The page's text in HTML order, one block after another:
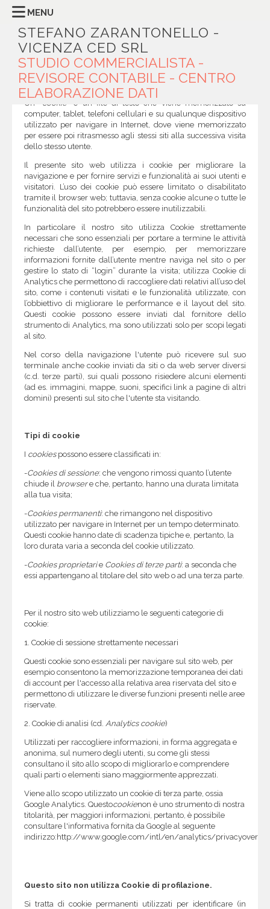
MENU
STEFANO ZARANTONELLO -
VICENZA CED SRL
STUDIO COMMERCIALISTA -
REVISORE CONTABILE - CENTRO
ELABORAZIONE DATI
COOKIE POLICY
Cosa sono i cookie e come li usiamo
Un “ cookie”è un file di testo che viene memorizzato su
computer, tablet, telefoni cellulari e su qualunque dispositivo
utilizzato per navigare in Internet, dove viene memorizzato
per essere poi ritrasmesso agli stessi siti alla successiva visita
dello stesso utente.
Il presente sito web utilizza i cookie per migliorare la
navigazione e per fornire servizi e funzionalità ai suoi utenti e
visitatori. L’uso dei cookie può essere limitato o disabilitato
tramite il browser web; tuttavia, senza cookie alcune o tutte le
funzionalità del sito potrebbero essere inutilizzabili.
In particolare il nostro sito utilizza Cookie strettamente
necessari che sono essenziali per portare a termine le attività
richieste dall’utente, per esempio, per memorizzare
informazioni fornite dall’utente mentre naviga nel sito o per
gestire lo stato di “login” durante la visita; utilizza Cookie di
Analytics che permettono di raccogliere dati relativi all’uso del
sito, come i contenuti visitati e le funzionalità utilizzate, con
l’obbiettivo di migliorare le performance e il layout del sito.
Questi cookie possono essere inviati dal fornitore dello
strumento di Analytics, ma sono utilizzati solo per scopi legati
al sito.
Nel corso della navigazione l'utente può ricevere sul suo
terminale anche cookie inviati da siti o da web server diversi
(c.d. terze parti), sui quali possono risiedere alcuni elementi
(ad es. immagini, mappe, suoni, specifici link a pagine di altri
domini) presenti sul sito che l'utente sta visitando.
Tipi di cookie
I cookies possono essere classificati in:
-Cookies di sessione: che vengono rimossi quanto l’utente
chiude il browsere che, pertanto, hanno una durata limitata
alla tua visita;
-Cookies permanenti: che rimangono nel dispositivo
utilizzato per navigare in Internet per un tempo determinato.
Questi cookie hanno date di scadenza tipiche e, pertanto, la
loro durata varia a seconda del cookie utilizzato.
-Cookies proprietarie Cookies di terze parti: a seconda che
essi appartengano al titolare del sito web o ad una terza parte.
Per il nostro sito web utilizziamo le seguenti categorie di
cookie:
1. Cookie di sessione strettamente necessari
Questi cookie sono essenziali per navigare sul sito web, per
esempio consentono la memorizzazione temporanea dei dati
di account per l'accesso alla relativa area riservata del sito e
permettono di utilizzare le diverse funzioni presenti nelle aree
riservate.
2. Cookie di analisi (cd. Analytics cookie)
Utilizzati per raccogliere informazioni, in forma aggregata e
anonima, sul numero degli utenti, su come gli stessi
consultano il sito allo scopo di migliorarlo e comprendere
quali parti o elementi siano maggiormente apprezzati.
Viene allo scopo utilizzato un cookie di terza parte, ossia
Google Analytics. Questocookienon è uno strumento di nostra
titolarità, per maggiori informazioni, pertanto, è possibile
consultare l'informativa fornita da Google al seguente
indirizzo:http://www.google.com/intl/en/analytics/
Questo sito non utilizza Cookie di profilazione.
Si tratta di cookie permanenti utilizzati per identificare (in